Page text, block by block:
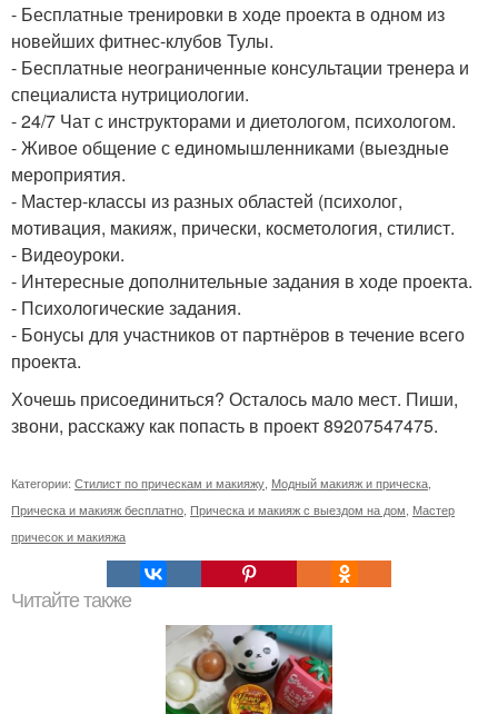
- Бесплатные тренировки в ходе проекта в одном из
новейших фитнес-клубов Тулы.
- Бесплатные неограниченные консультации тренера и
специалиста нутрициологии.
- 24/7 Чат с инструкторами и диетологом, психологом.
- Живое общение с единомышленниками (выездные
мероприятия.
- Мастер-классы из разных областей (психолог,
мотивация, макияж, прически, косметология, стилист.
- Видеоуроки.
- Интересные дополнительные задания в ходе проекта.
- Психологические задания.
- Бонусы для участников от партнёров в течение всего
проекта.
Хочешь присоединиться? Осталось мало мест. Пиши,
звони, расскажу как попасть в проект 89207547475.
Категории: Стилист по прическам и макияжу, Модный макияж и прическа,
Прическа и макияж бесплатно, Прическа и макияж с выездом на дом, Мастер
причесок и макияжа
Читайте также